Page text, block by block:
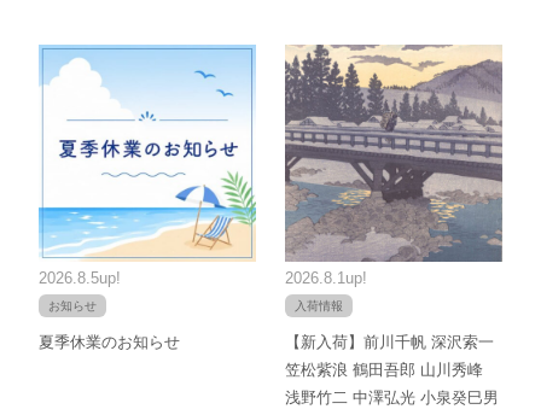
2026.8.5up!
お知らせ
夏季休業のお知らせ
2026.8.1up!
入荷情報
【新入荷】前川千帆 深沢索一
笠松紫浪 鶴田吾郎 山川秀峰
浅野竹二 中澤弘光 小泉癸巳男